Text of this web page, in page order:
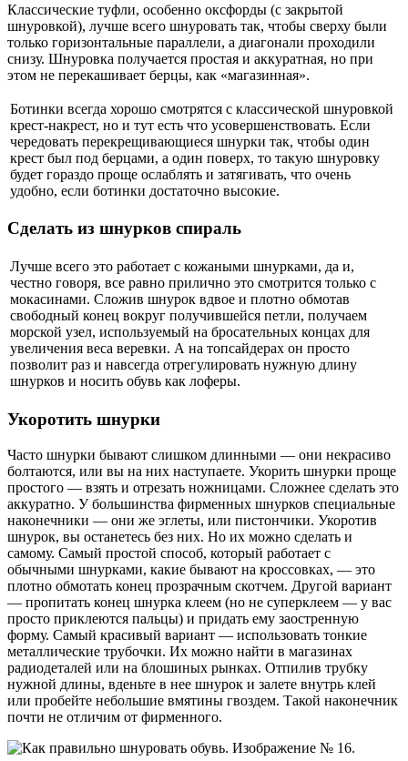
Классические туфли, особенно оксфорды (с закрытой
шнуровкой), лучше всего шнуровать так, чтобы сверху были
только горизонтальные параллели, а диагонали проходили
снизу. Шнуровка получается простая и аккуратная, но при
этом не перекашивает берцы, как «магазинная».
Ботинки всегда хорошо смотрятся с классической шнуровкой
крест-накрест, но и тут есть что усовершенствовать. Если
чередовать перекрещивающиеся шнурки так, чтобы один
крест был под берцами, а один поверх, то такую шнуровку
будет гораздо проще ослаблять и затягивать, что очень
удобно, если ботинки достаточно высокие.
Сделать из шнурков спираль
Лучше всего это работает с кожаными шнурками, да и,
честно говоря, все равно прилично это смотрится только с
мокасинами. Сложив шнурок вдвое и плотно обмотав
свободный конец вокруг получившейся петли, получаем
морской узел, используемый на бросательных концах для
увеличения веса веревки. А на топсайдерах он просто
позволит раз и навсегда отрегулировать нужную длину
шнурков и носить обувь как лоферы.
Укоротить шнурки
Часто шнурки бывают слишком длинными — они некрасиво
болтаются, или вы на них наступаете. Укорить шнурки проще
простого — взять и отрезать ножницами. Сложнее сделать это
аккуратно. У большинства фирменных шнурков специальные
наконечники — они же эглеты, или пистончики. Укоротив
шнурок, вы останетесь без них. Но их можно сделать и
самому. Самый простой способ, который работает с
обычными шнурками, какие бывают на кроссовках, — это
плотно обмотать конец прозрачным скотчем. Другой вариант
— пропитать конец шнурка клеем (но не суперклеем — у вас
просто приклеются пальцы) и придать ему заостренную
форму. Самый красивый вариант — использовать тонкие
металлические трубочки. Их можно найти в магазинах
радиодеталей или на блошиных рынках. Отпилив трубку
нужной длины, вденьте в нее шнурок и залете внутрь клей
или пробейте небольшие вмятины гвоздем. Такой наконечник
почти не отличим от фирменного.